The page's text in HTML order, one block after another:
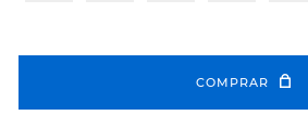
COMPRAR